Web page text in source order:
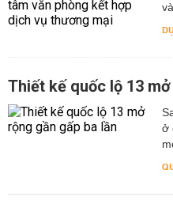
Thiết kế quốc lộ 13
ở